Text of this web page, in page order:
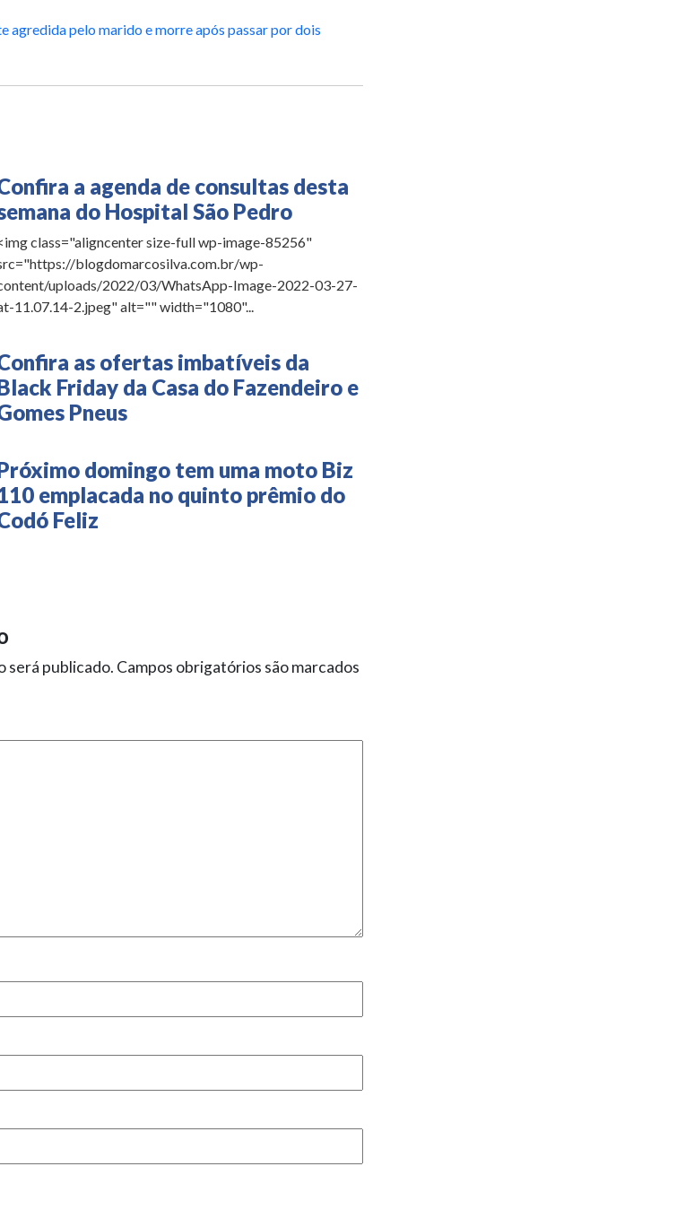
agredida pelo marido e morre após passar por dois
a agenda de consultas desta
do Hospital São Pedro
class="aligncenter size-full wp-image-85256"
blogdomarcosilva.com.br/wp-
uploads/2022/03/WhatsApp-Image-2022-03-27-
11.07.14-2.jpeg" alt="" width="1080"...
as ofertas imbatíveis da
Friday da Casa do Fazendeiro e
Pneus
domingo tem uma moto Biz
emplacada no quinto prêmio do
Feliz
será publicado. Campos obrigatórios são marcados